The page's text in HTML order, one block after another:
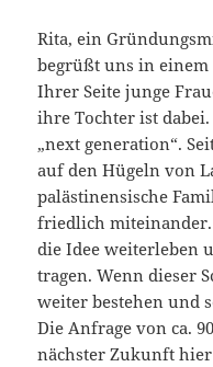
Rita, ein
begrüßt uns in einem
Ihrer Seite junge
ihre Tochter ist
„next generation“.
auf den Hügeln von
palästinensische
friedlich
die Idee weiterleben
tragen. Wenn dieser
weiter bestehen und
Die Anfrage von ca.
nächster Zukunft